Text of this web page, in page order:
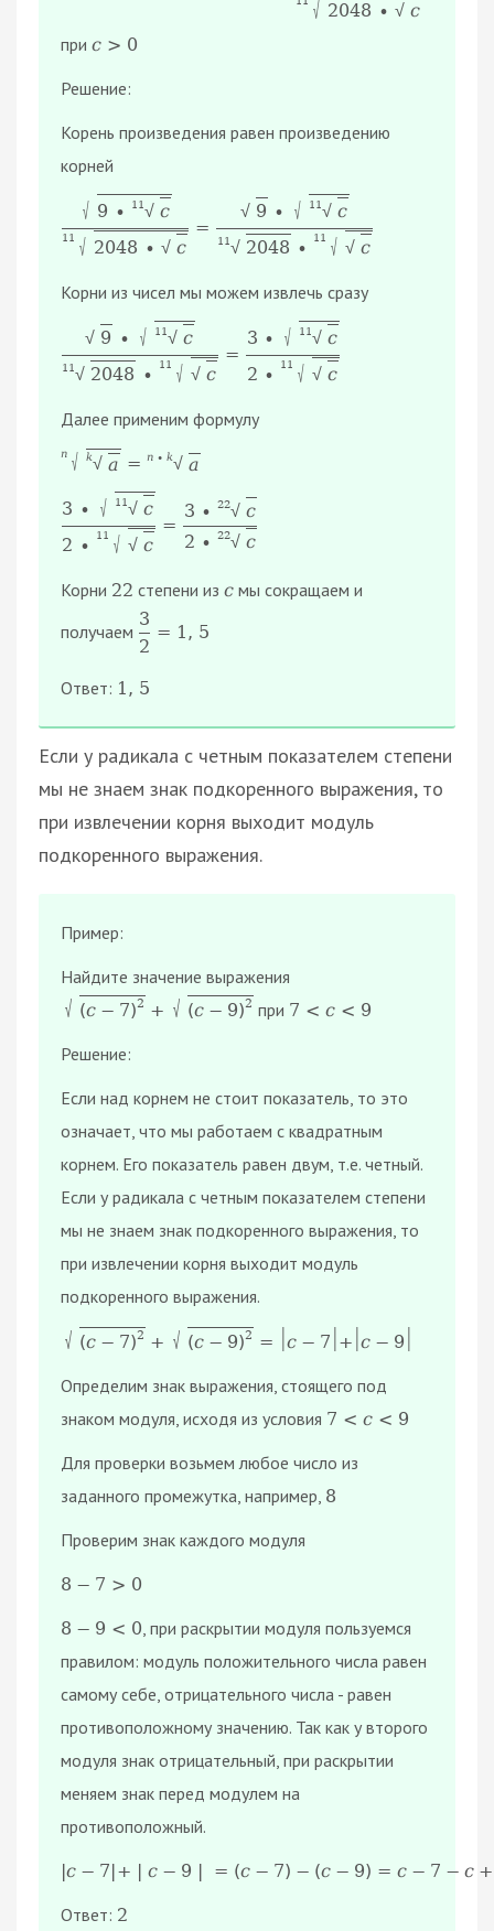
√ 2048 ∙ √ с
при с > 0
Решение:
Корень произведения равен произведению
корней
√ 9 ∙ 11√ с
11 √ 2048 ∙ √ с
=
√ 9 ∙ √ 11√ с
11√ 2048 ∙ 11 √ √ с
Корни из чисел мы можем извлечь сразу
√ 9 ∙ √ 11√ с
11 √ 2048 ∙ 11 √ √ с
=
3 ∙ √ 11√ с
2 ∙ 11 √ √ с
Далее применим формулу
n √ k√ a = n ∙ k√ a
3 ∙ √ 11√ с
2 ∙ 11 √ √ с
=
3 ∙ 22√ с
2 ∙ 22√ с
Корни 22 степени из с мы сокращаем и
получаем
3
2
= 1 , 5
Ответ: 1 , 5
Если у радикала с четным показателем степени
мы не знаем знак подкоренного выражения, то
при извлечении корня выходит модуль
подкоренного выражения.
Пример:
Найдите значение выражения
√ (с − 7)2 + √ (с − 9)2 при 7 < c < 9
Решение:
Если над корнем не стоит показатель, то это
означает, что мы работаем с квадратным
корнем. Его показатель равен двум, т.е. четный.
Если у радикала с четным показателем степени
мы не знаем знак подкоренного выражения, то
при извлечении корня выходит модуль
подкоренного выражения.
√ (с − 7)2 + √ (с − 9)2 = c − 7 + c − 9
Определим знак выражения, стоящего под
знаком модуля, исходя из условия 7 < c < 9
Для проверки возьмем любое число из
заданного промежутка, например, 8
Проверим знак каждого модуля
8 − 7 > 0
8 − 9 < 0 , при раскрытии модуля пользуемся
правилом: модуль положительного числа равен
самому себе, отрицательного числа - равен
противоположному значению. Так как у второго
модуля знак отрицательный, при раскрытии
меняем знак перед модулем на
противоположный.
|c − 7|+ | c − 9 | = (с − 7) − (с − 9) = с − 7 − с +
Ответ: 2